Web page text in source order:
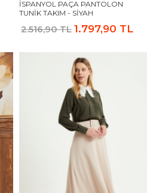
İSPANYOL PAÇA PANTOLON
TUNIK TAKIM - SIYAH
2.516,90 TL 1.797,90 TL